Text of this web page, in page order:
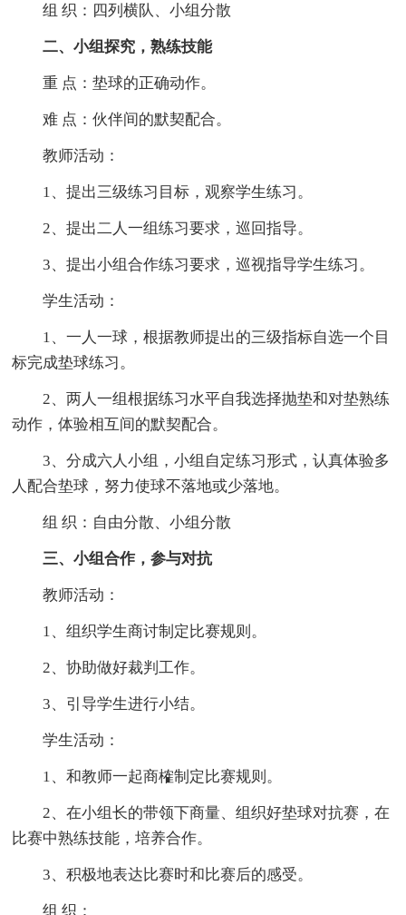
组 织：四列横队、小组分散
二、小组探究，熟练技能
重 点：垫球的正确动作。
难 点：伙伴间的默契配合。
教师活动：
1、提出三级练习目标，观察学生练习。
2、提出二人一组练习要求，巡回指导。
3、提出小组合作练习要求，巡视指导学生练习。
学生活动：
1、一人一球，根据教师提出的三级指标自选一个目
标完成垫球练习。
2、两人一组根据练习水平自我选择抛垫和对垫熟练
动作，体验相互间的默契配合。
3、分成六人小组，小组自定练习形式，认真体验多
人配合垫球，努力使球不落地或少落地。
组 织：自由分散、小组分散
三、小组合作，参与对抗
教师活动：
1、组织学生商讨制定比赛规则。
2、协助做好裁判工作。
3、引导学生进行小结。
学生活动：
1、和教师一起商榷制定比赛规则。
2、在小组长的带领下商量、组织好垫球对抗赛，在
比赛中熟练技能，培养合作。
3、积极地表达比赛时和比赛后的感受。
组 织：